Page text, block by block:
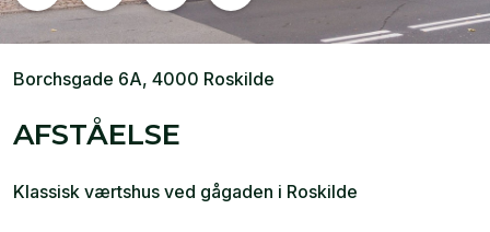
Borchsgade 6A, 4000 Roskilde
AFSTÅELSE
Klassisk værtshus ved gågaden i Roskilde